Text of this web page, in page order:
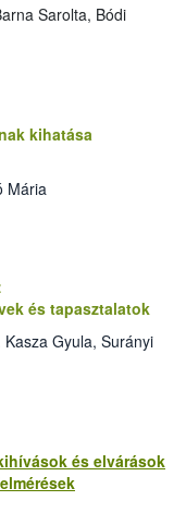
Sarolta, Bódi
kihatása
Mária
és tapasztalatok
Gyula, Surányi
és elvárások